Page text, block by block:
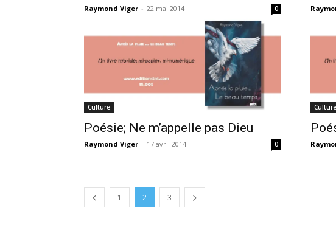
Raymond Viger - 22 mai 2014 0
Culture
Poésie; Ne m’appelle pas Dieu
Raymond Viger - 17 avril 2014 0
Culture
1 2 3